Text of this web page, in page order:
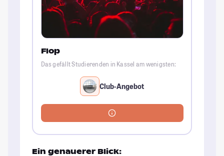
Flop
Das gefällt Studierenden in Kassel am wenigsten:
Club-Angebot
Ein genauerer Blick: